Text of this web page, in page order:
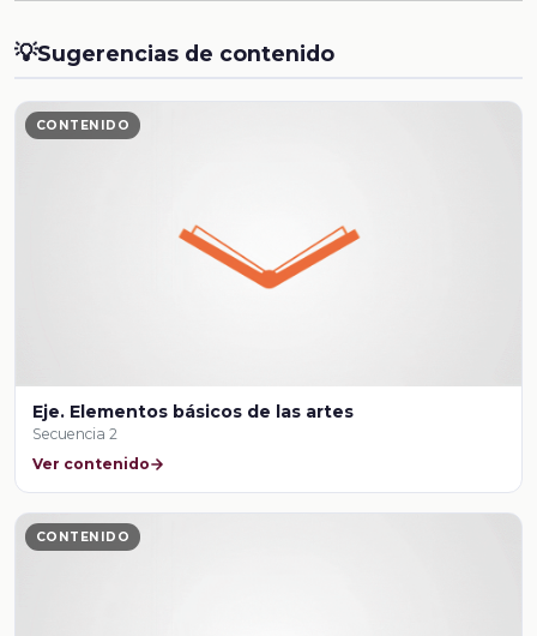
💡Sugerencias de contenido
CONTENIDO
Eje. Elementos básicos de las artes
Secuencia 2
Ver contenido
CONTENIDO